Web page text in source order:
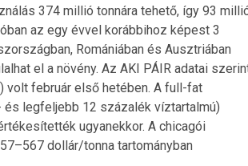
374 millió tonnára tehető, így 93
az egy évvel korábbihoz képest 3
Romániában és Ausztriában
el a növény. Az AKI PÁIR adatai
volt február első hetében. A full-fat
legfeljebb 12 százalék víztartalmú)
ugyanekkor. A chicagói
dollár/tonna tartományban